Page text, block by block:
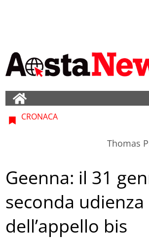
CRONACA
Thomas
Geenna: il 31
seconda udienza
dell’appello bis